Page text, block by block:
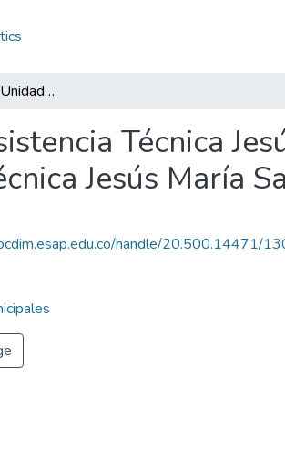
Informe de Gestión Unidad de Asistencia Técnica Jesús María Santander 2008: IG Unidad de Asistencia Técnica Jesús María Santander 2008
Técnica
Jesús María
handle/20.500.14471/